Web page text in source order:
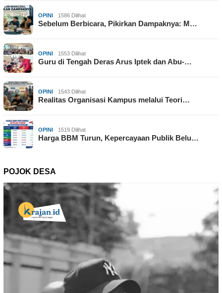
OPINI 1586 Dilihat
Sebelum Berbicara, Pikirkan Dampaknya: M…
OPINI 1553 Dilihat
Guru di Tengah Deras Arus Iptek dan Abu-…
OPINI 1543 Dilihat
Realitas Organisasi Kampus melalui Teori…
OPINI 1519 Dilihat
Harga BBM Turun, Kepercayaan Publik Belu…
POJOK DESA